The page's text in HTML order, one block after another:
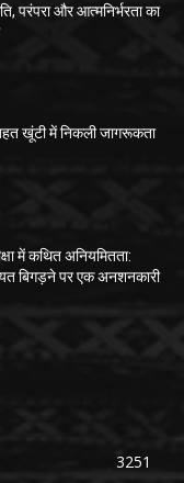
परंपरा और आत्मनिर्भरता का
खूंटी में निकली जागरूकता
में कथित अनियमितता:
बिगड़ने पर एक अनशनकारी
3251